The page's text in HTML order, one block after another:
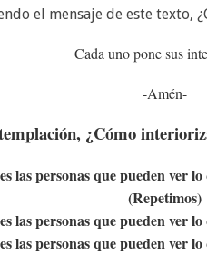
el mensaje de este texto,
Cada uno pone sus
-Amén-
, ¿Cómo
las personas que pueden ver
(Repetimos)
las personas que pueden ver
las personas que pueden ver